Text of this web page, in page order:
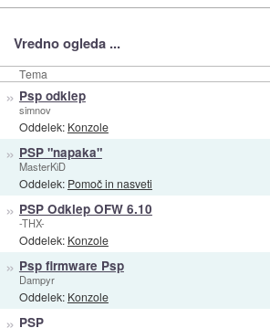
Vredno ogleda ...
Tema
» Psp odklep
simnov
Oddelek: Konzole
» PSP "napaka"
MasterKiD
Oddelek: Pomoč in nasveti
» PSP Odklep OFW 6.10
-THX-
Oddelek: Konzole
» Psp firmware Psp
Dampyr
Oddelek: Konzole
» PSP